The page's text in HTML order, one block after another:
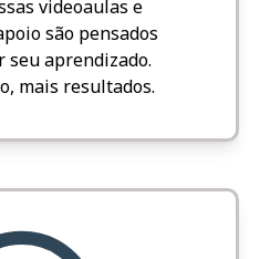
videoaulas e
são pensados
seu aprendizado.
mais resultados.